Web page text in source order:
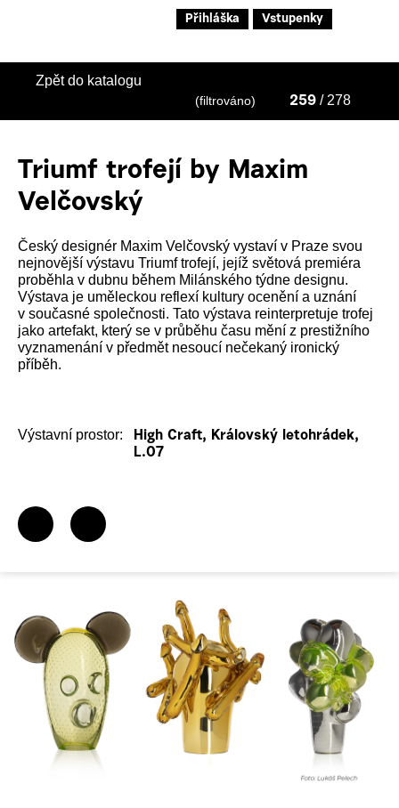
Přihláška Vstupenky
Zpět do katalogu
(filtrováno) 259 / 278
Triumf trofejí by Maxim
Velčovský
Český designér Maxim Velčovský vystaví v Praze svou
nejnovější výstavu Triumf trofejí, jejíž světová premiéra
proběhla v dubnu během Milánského týdne designu.
Výstava je uměleckou reflexí kultury ocenění a uznání
v současné společnosti. Tato výstava reinterpretuje trofej
jako artefakt, který se v průběhu času mění z prestižního
vyznamenání v předmět nesoucí nečekaný ironický
příběh.
Výstavní prostor:
High Craft, Královský letohrádek,
L.07